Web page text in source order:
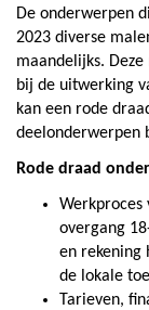
De onderwerpen
2023 diverse
maandelijks.
bij de uitwerking
kan een rode
deelonderwerpen
Rode draad
Werkproces
overgang
en rekening
de lokale
Tarieven,